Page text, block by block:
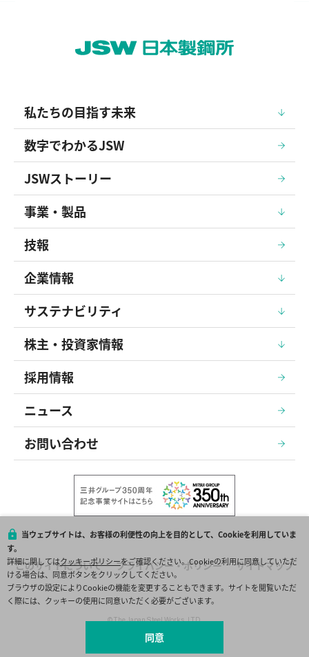
私たちの目指す未来
数字でわかるJSW
JSWストーリー
事業・製品
技報
企業情報
サステナビリティ
株主・投資家情報
採用情報
ニュース
お問い合わせ
このサイトについて プライバシー・ポリシー サイトマップ
© The Japan Steel Works, LTD.
当ウェブサイトは、お客様の利便性の向上を目的として、Cookieを利用していま
す。
詳細に関してはクッキーポリシーをご確認ください。Cookieの利用に同意していただ
ける場合は、同意ボタンをクリックしてください。
ブラウザの設定によりCookieの機能を変更することもできます。サイトを閲覧いただ
く際には、クッキーの使用に同意いただく必要がございます。
同意